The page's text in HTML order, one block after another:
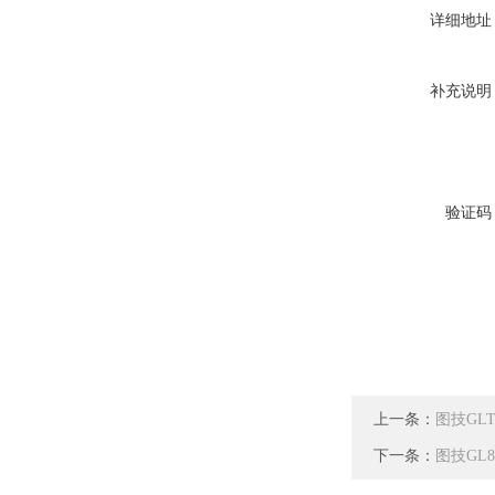
详细地址
补充说明
验证码
上一条： 图技
下一条： 图技